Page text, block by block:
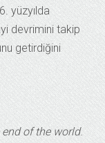
yüzyılda
devrimini takip
getirdiğini
of the world.